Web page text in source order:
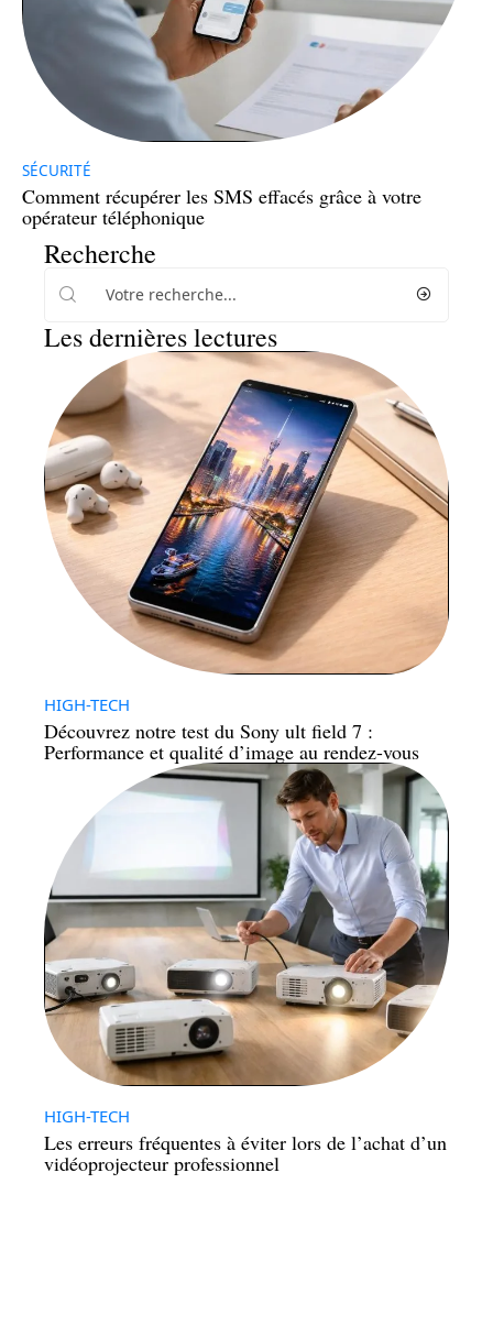
SÉCURITÉ
Comment récupérer les SMS effacés grâce à votre
opérateur téléphonique
Recherche
Les dernières lectures
HIGH-TECH
Découvrez notre test du Sony ult field 7 :
Performance et qualité d’image au rendez-vous
HIGH-TECH
Les erreurs fréquentes à éviter lors de l’achat d’un
vidéoprojecteur professionnel